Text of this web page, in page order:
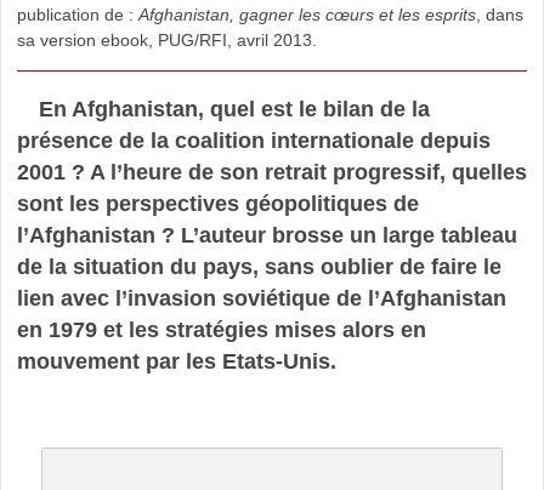
publication de : Afghanistan, gagner les cœurs et les esprits, dans
sa version ebook, PUG/RFI, avril 2013.
En Afghanistan, quel est le bilan de la
présence de la coalition internationale depuis
2001 ? A l’heure de son retrait progressif, quelles
sont les perspectives géopolitiques de
l’Afghanistan ? L’auteur brosse un large tableau
de la situation du pays, sans oublier de faire le
lien avec l’invasion soviétique de l’Afghanistan
en 1979 et les stratégies mises alors en
mouvement par les Etats-Unis.